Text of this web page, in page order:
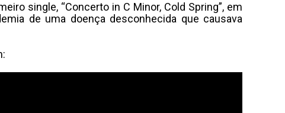
single, “Concerto in C Minor, Cold Spring”, em
de uma doença desconhecida que causava